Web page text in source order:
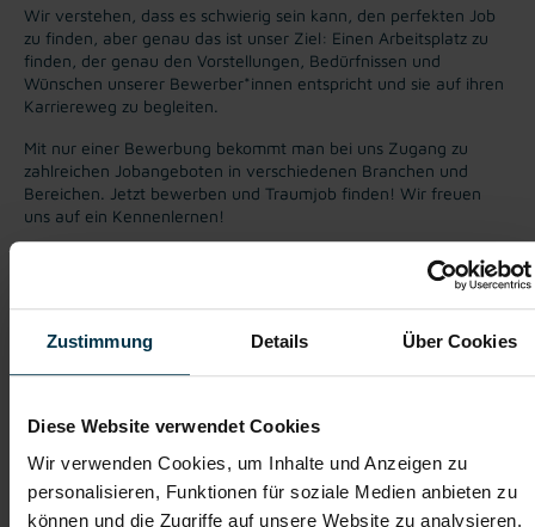
Zustimmung Details Über Cookies
Diese Website verwendet Cookies
Wir verwenden Cookies, um Inhalte und Anzeigen zu
personalisieren, Funktionen für soziale Medien anbieten zu
können und die Zugriffe auf unsere Website zu analysieren.
Wir verstehen, dass es schwierig sein kann, den perfekten Job
zu finden, aber genau das ist unser Ziel: Einen Arbeitsplatz zu
finden, der genau den Vorstellungen, Bedürfnissen und
Wünschen unserer Bewerber*innen entspricht und sie auf ihren
Karriereweg zu begleiten.
Mit nur einer Bewerbung bekommt man bei uns Zugang zu
zahlreichen Jobangeboten in verschiedenen Branchen und
Bereichen. Jetzt bewerben und Traumjob finden! Wir freuen
uns auf ein Kennenlernen!
Karriere-Coaching mit der
besten Jobberatung
Zahlreiche Stellenangebote
in der regionalen Wirtschaft
mit nur 1 Bewerbung
Soziale Absicherung durch
Fairnessabkommen
sowie Aufstiegsmöglichkeiten